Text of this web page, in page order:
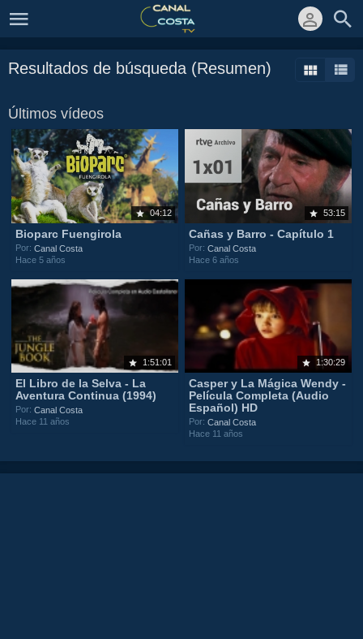
Resultados de búsqueda (Resumen)
Últimos vídeos
04:12
Bioparc Fuengirola
Por:Canal Costa
Hace 5 años
53:15
Cañas y Barro - Capítulo 1
Por:Canal Costa
Hace 6 años
1:51:01
El Libro de la Selva - La
Aventura Continua (1994)
Por:Canal Costa
Hace 11 años
1:30:29
Casper y La Mágica Wendy -
Película Completa (Audio
Español) HD
Por:Canal Costa
Hace 11 años